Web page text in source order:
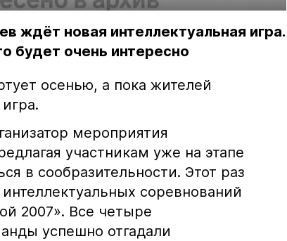
ждёт новая интеллектуальная игра.
будет очень интересно
осенью, а пока жителей
мероприятия
участникам уже на этапе
в сообразительности. Этот раз
соревнований
2007». Все четыре
успешно отгадали